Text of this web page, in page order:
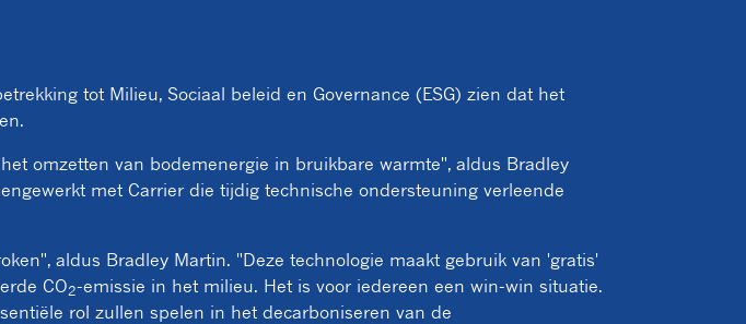
tot Milieu, Sociaal beleid en Governance (ESG) zien dat het
omzetten van bodemenergie in bruikbare warmte", aldus Bradley
met Carrier die tijdig technische ondersteuning verleende
aldus Bradley Martin. "Deze technologie maakt gebruik van 'gratis'
CO2-emissie in het milieu. Het is voor iedereen een win-win situatie.
rol zullen spelen in het decarboniseren van de